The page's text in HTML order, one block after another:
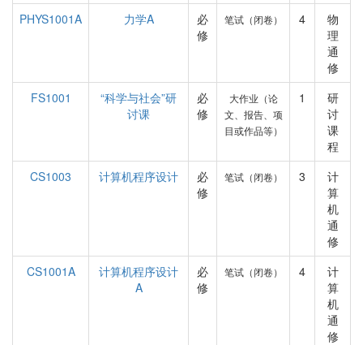
PHYS1001A
力学A
必
修
笔试（闭卷） 4
物
理
通
修
FS1001
“科学与社会”研
讨课
必
修
大作业（论
文、报告、项
目或作品等）
1
研
讨
课
程
CS1003
计算机程序设计
必
修
笔试（闭卷） 3
计
算
机
通
修
CS1001A
计算机程序设计
A
必
修
笔试（闭卷） 4
计
算
机
通
修